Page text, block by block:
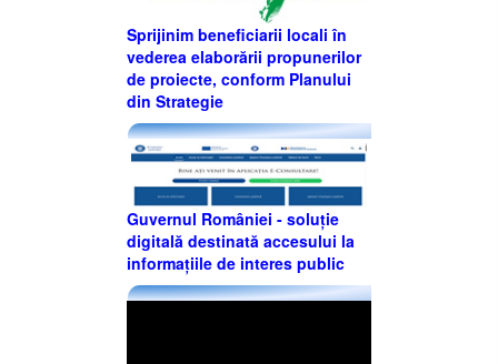
Sprijinim beneficiarii locali în
vederea elaborării propunerilor
de proiecte, conform Planului
din Strategie
Guvernul României - soluție
digitală destinată accesului la
informațiile de interes public